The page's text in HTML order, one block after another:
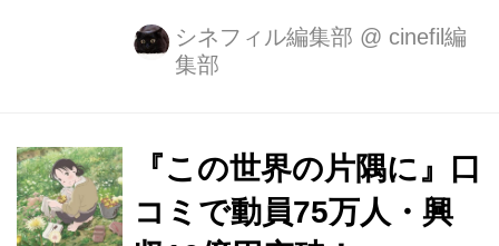
い愛」中野量太監督
//www.youtube.com/embed/xWTQb3A
すほどの熱い愛」 最優秀主演男優賞
三浦友和「葛城事件」 最優秀助演女優
賞 りりィ「リップヴァンウィンクルの
シネフィル編集部 @ cinefil編
集部
『この世界の片隅に』口
コミで動員75万人・興